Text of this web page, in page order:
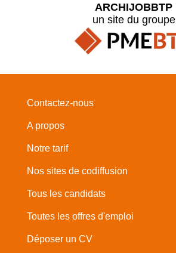
ARCHIJOBBTP
un site du groupe
Contactez-nous
A propos
Notre tarif
Nos sites de codiffusion
Tous les candidats
Toutes les offres d'emploi
Déposer un CV